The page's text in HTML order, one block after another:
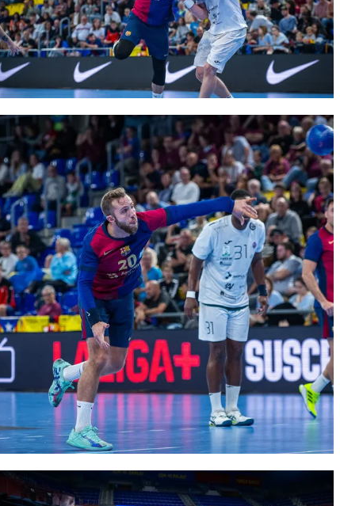
Barcelona club badge
FC Barcelona club badge